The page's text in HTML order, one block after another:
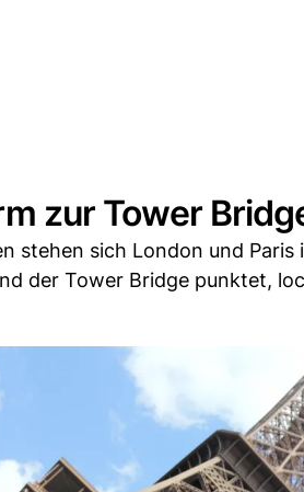
zur Tower
stehen sich London und
der Tower Bridge punktet,